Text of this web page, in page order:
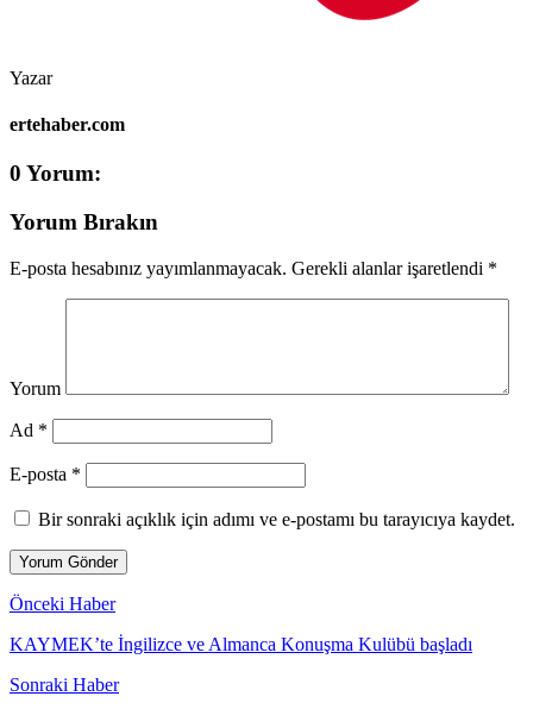
Yazar
ertehaber.com
0 Yorum:
Yorum Bırakın
E-posta hesabınız yayımlanmayacak. Gerekli alanlar işaretlendi *
Yorum
Ad *
E-posta *
Bir sonraki açıklık için adımı ve e-postamı bu tarayıcıya kaydet.
Önceki Haber
KAYMEK’te İngilizce ve Almanca Konuşma Kulübü başladı
Sonraki Haber